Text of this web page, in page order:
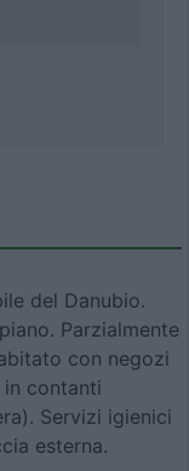
del Danubio.
Parzialmente
con negozi
in contanti
Servizi igienici
esterna.